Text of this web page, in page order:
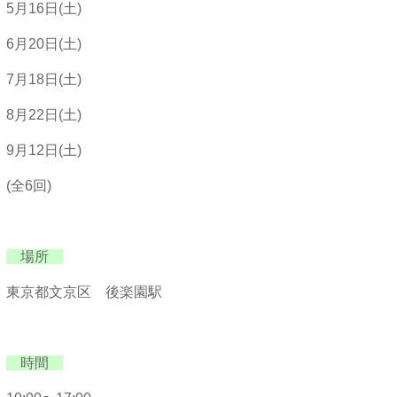
5月16日(土)
6月20日(土)
7月18日(土)
8月22日(土)
9月12日(土)
(全6回)
場所
東京都文京区 後楽園駅
時間